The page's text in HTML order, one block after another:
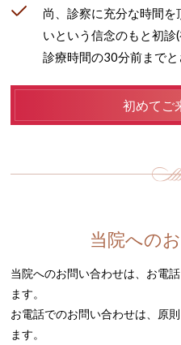
尚、診察に充分な時間
いという信念のもと初診
診療時間の30分前までと
初めてご
当院への
当院へのお問い合わせは、お電
ます。
お電話でのお問い合わせは、原
ます。